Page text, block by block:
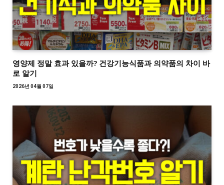
영양제 정말 효과 있을까? 건강기능식품과 의약품의 차이 바
로 알기
2026년 04월 07일